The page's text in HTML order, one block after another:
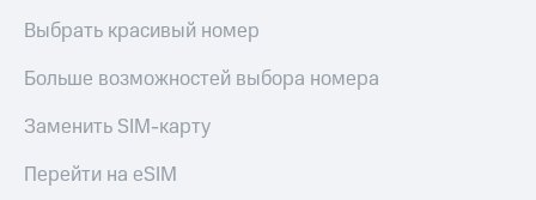
Выбрать красивый номер
Больше возможностей выбора номера
Заменить SIM-карту
Перейти на eSIM